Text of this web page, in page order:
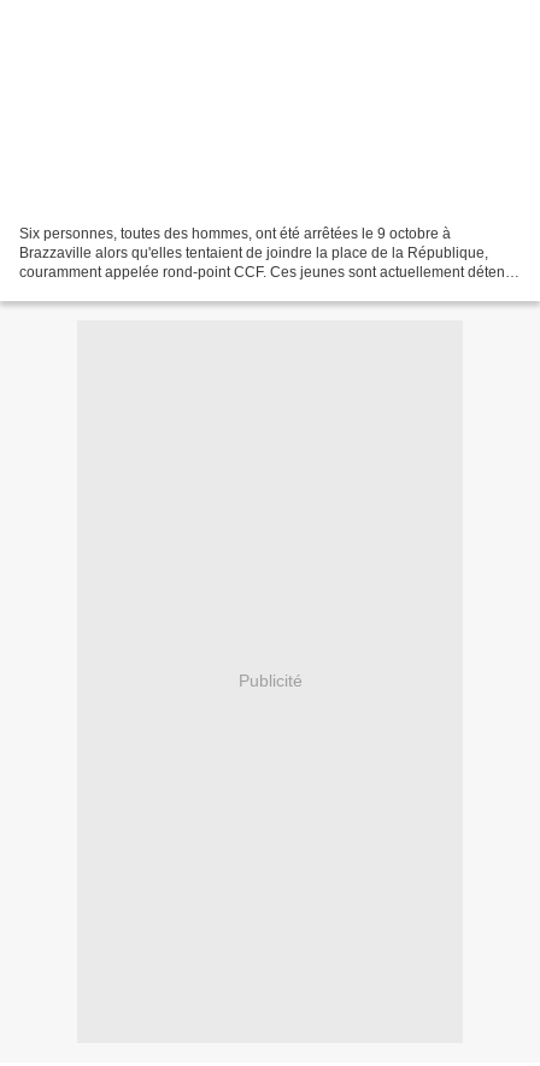
Six personnes, toutes des hommes, ont été arrêtées le 9 octobre à
Brazzaville alors qu'elles tentaient de joindre la place de la République,
couramment appelée rond-point CCF. Ces jeunes sont actuellement détenus
Publicité